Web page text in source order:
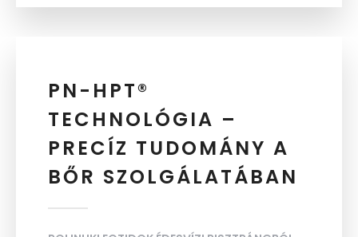
PN-HPT®
TECHNOLÓGIA –
PRECÍZ TUDOMÁNY A
BŐR SZOLGÁLATÁBAN